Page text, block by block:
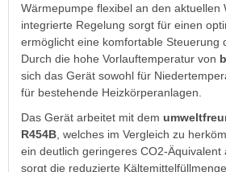
Wärmepumpe flexibel an den aktuellen
integrierte Regelung sorgt für einen
ermöglicht eine komfortable Steuerung
Durch die hohe Vorlauftemperatur von
sich das Gerät sowohl für
für bestehende Heizkörperanlagen.
Das Gerät arbeitet mit dem
R454B , welches im Vergleich zu
ein deutlich geringeres CO2-Äquivalent
sorgt die reduzierte